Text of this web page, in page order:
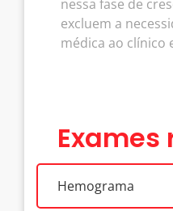
nessa fase de
excluem a
médica ao clínico
Exames
Hemograma